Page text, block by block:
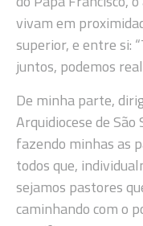
vivam em
superior, e entre si:
juntos, podemos
De minha parte,
Arquidiocese de São
fazendo minhas as
todos que,
sejamos pastores
caminhando com o